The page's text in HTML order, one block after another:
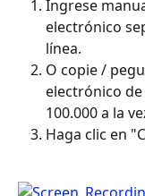
Ingrese
electrónico
línea.
O copie /
electrónico
100.000 a la
Haga clic en